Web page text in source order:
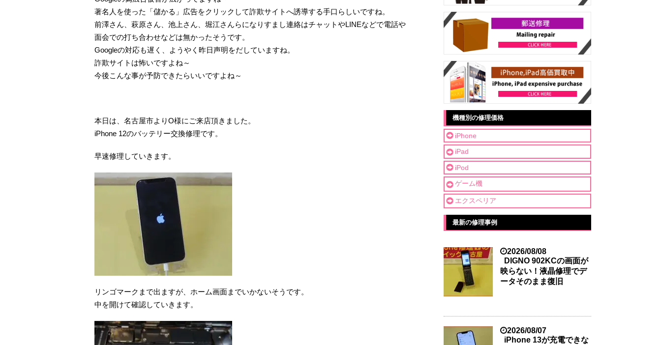
著名人を使った「儲かる」広告をクリックして詐欺サイトへ誘導する手口らしいですね。
前澤さん、萩原さん、池上さん、堀江さんらになりすまし連絡はチャットやLINEなどで電話や
面会での打ち合わせなどは無かったそうです。
Googleの対応も遅く、ようやく昨日声明をだしていますね。
詐欺サイトは怖いですよね～
今後こんな事が予防できたらいいですよね～
本日は、名古屋市よりO様にご来店頂きました。
iPhone 12のバッテリー交換修理です。
早速修理していきます。
リンゴマークまで出ますが、ホーム画面までいかないそうです。
中を開けて確認していきます。
機種別の修理価格
iPhone
iPad
iPod
ゲーム機
エクスペリア
最新の修理事例
2026/08/08
DIGNO 902KCの画面が
映らない！液晶修理でデ
ータそのまま復旧
2026/08/07
iPhone 13が充電できな